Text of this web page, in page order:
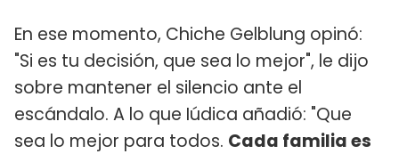
En ese momento, Chiche Gelblung opinó:
"Si es tu decisión, que sea lo mejor", le dijo
sobre mantener el silencio ante el
escándalo. A lo que Iúdica añadió: "Que
sea lo mejor para todos. Cada familia es